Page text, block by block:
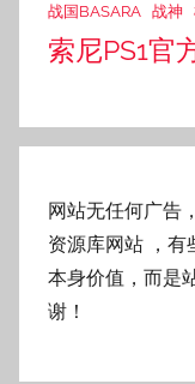
战国BASARA 战神
索尼PS1官
网站无任何广告
资源库网站 ，
本身价值，而是
谢！